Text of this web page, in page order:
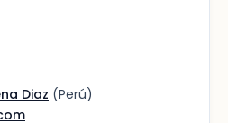
Diaz (Perú)